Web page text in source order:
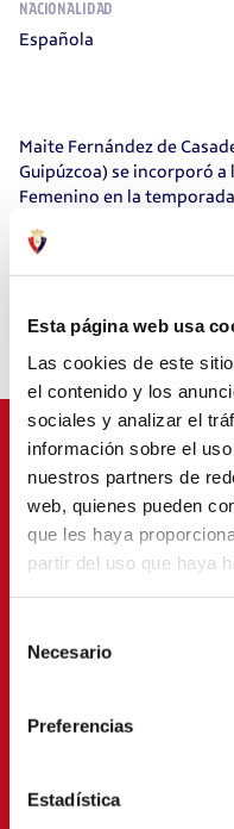
Esta página web usa
Las cookies de este
el contenido y los
sociales y analizar el
información sobre el
nuestros partners de
web, quienes pueden
que les haya
partir del uso que haya
Necesario
Preferencias
Estadística
NACIONALIDAD
Española
Maite Fernández de
Guipúzcoa) se incorporó
Femenino en la
Formada en el Zarautz
su trayectoria. Ese mismo
Fundación B, donde
ascender al primer